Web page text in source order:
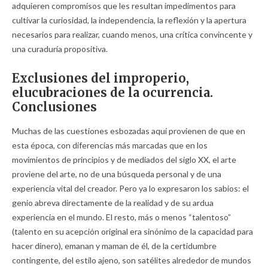
adquieren compromisos que les resultan impedimentos para
cultivar la curiosidad, la independencia, la reflexión y la apertura
necesarios para realizar, cuando menos, una crítica convincente y
una curaduría propositiva.
Exclusiones del improperio,
elucubraciones de la ocurrencia.
Conclusiones
Muchas de las cuestiones esbozadas aquí provienen de que en
esta época, con diferencias más marcadas que en los
movimientos de principios y de mediados del siglo XX, el arte
proviene del arte, no de una búsqueda personal y de una
experiencia vital del creador. Pero ya lo expresaron los sabios: el
genio abreva directamente de la realidad y de su ardua
experiencia en el mundo. El resto, más o menos “talentoso”
(talento en su acepción original era sinónimo de la capacidad para
hacer dinero), emanan y maman de él, de la certidumbre
contingente, del estilo ajeno, son satélites alrededor de mundos